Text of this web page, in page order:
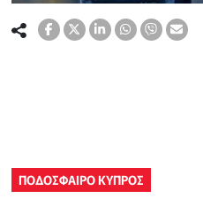
ΠΟΔΟΣΦΑΙΡΟ ΚΥΠΡΟΣ